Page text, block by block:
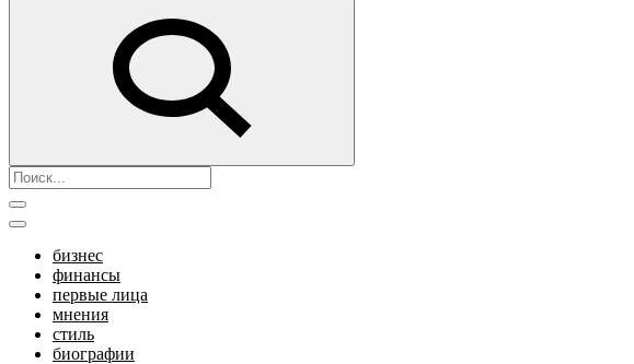
бизнес
финансы
первые лица
мнения
стиль
биографии